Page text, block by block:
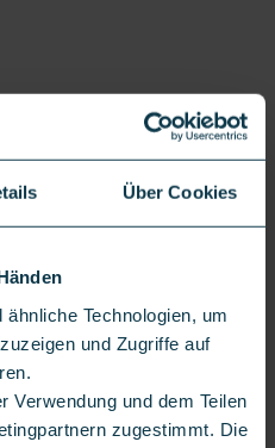
Über Cookies
Technologien, um
und Zugriffe auf
Verwendung und dem Teilen
zugestimmt. Die
15 PRO+ MIT
kannst Du Dir das
besonders bequem